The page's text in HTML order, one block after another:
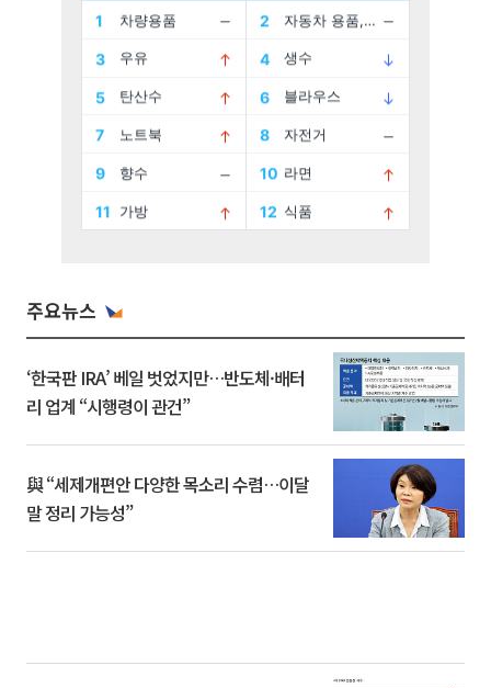
주요뉴스
‘한국판 IRA’ 베일 벗었지만…반도체·배터
리 업계 “시행령이 관건”
與 “세제개편안 다양한 목소리 수렴…이달
말 정리 가능성”